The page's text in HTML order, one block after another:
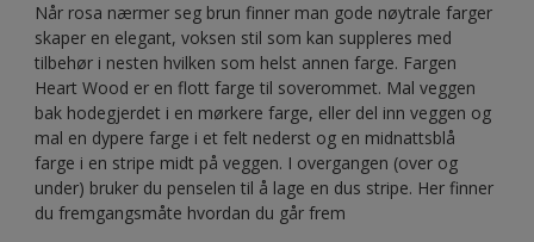
Når rosa nærmer seg brun finner man gode nøytrale farger
skaper en elegant, voksen stil som kan suppleres med
tilbehør i nesten hvilken som helst annen farge. Fargen
Heart Wood er en flott farge til soverommet. Mal veggen
bak hodegjerdet i en mørkere farge, eller del inn veggen og
mal en dypere farge i et felt nederst og en midnattsblå
farge i en stripe midt på veggen. I overgangen (over og
under) bruker du penselen til å lage en dus stripe. Her finner
du fremgangsmåte hvordan du går frem